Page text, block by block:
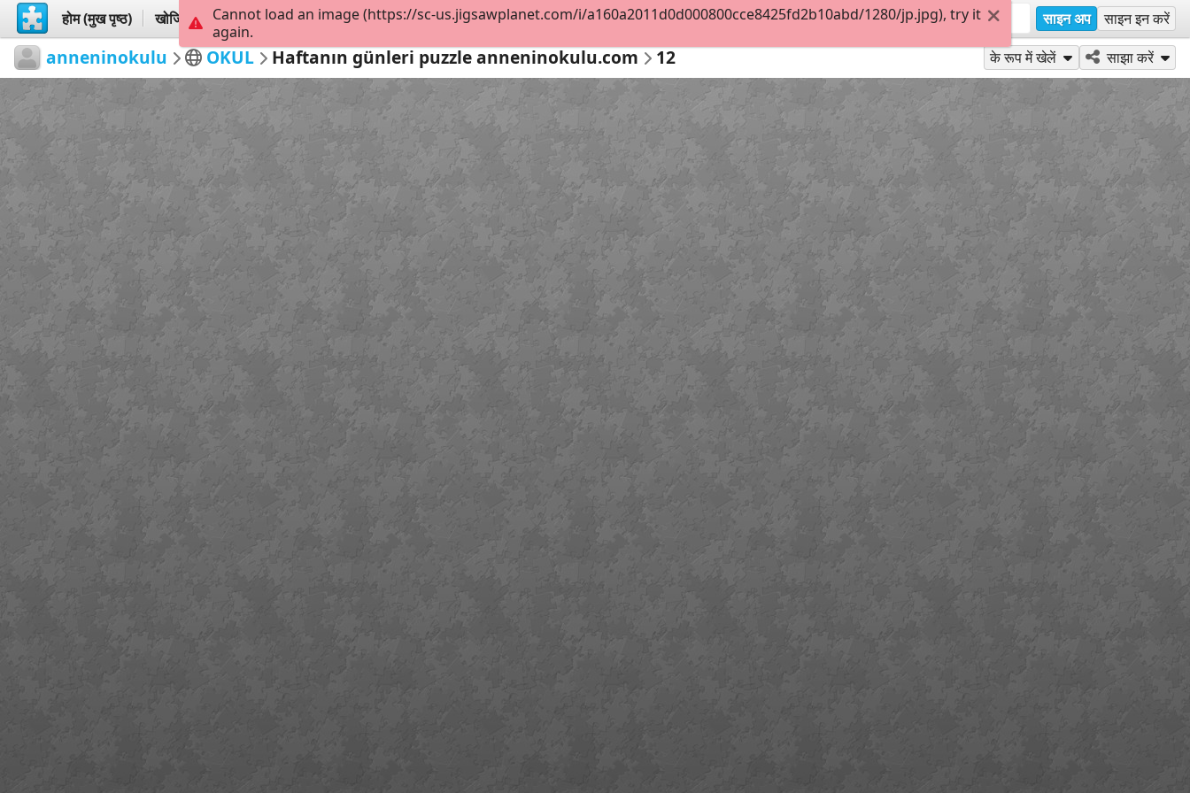
होम (मुख पृष्ठ) खोजिये बनायें साइन अप साइन इन करें
anneninokulu OKUL Haftanın günleri puzzle anneninokulu.com 12 के रूप में खेलें साझा करें
Cannot load an image (https://sc-us.jigsawplanet.com/i/a160a2011d0d000800cce8425fd2b10abd/1280/jp.jpg), try it
again.